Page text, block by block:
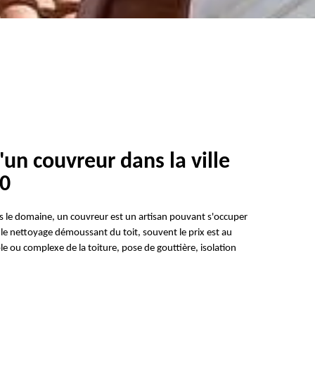
couvreur dans la ville
le domaine, un couvreur est un artisan pouvant s'occuper
nettoyage démoussant du toit, souvent le prix est au
ou complexe de la toiture, pose de gouttière, isolation